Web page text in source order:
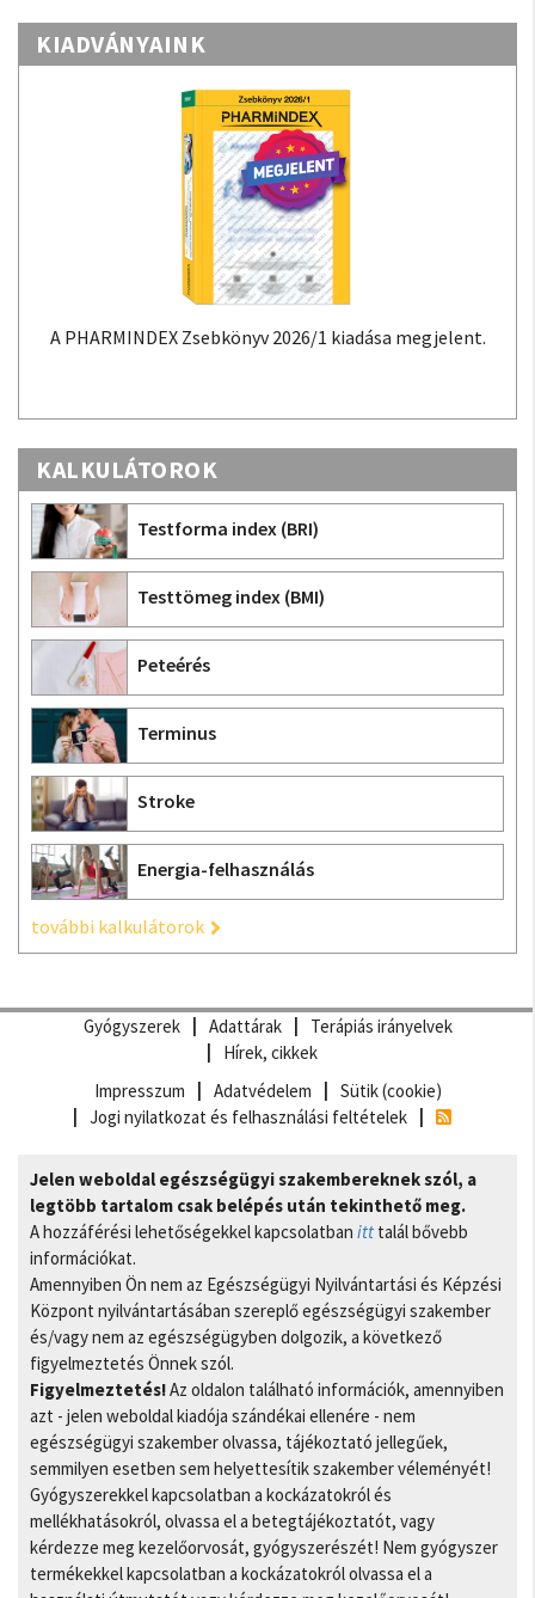
KIADVÁNYAINK
A PHARMINDEX Zsebkönyv 2026/1 kiadása megjelent.
KALKULÁTOROK
Testforma index (BRI)
Testtömeg index (BMI)
Peteérés
Terminus
Stroke
Energia-felhasználás
további kalkulátorok
Gyógyszerek Adattárak
Terápiás irányelvek
Hírek, cikkek
Impresszum
Adatvédelem
Sütik (cookie)
Jogi nyilatkozat és felhasználási feltételek
Jelen weboldal egészségügyi szakembereknek szól, a
legtöbb tartalom csak belépés után tekinthető meg.
A hozzáférési lehetőségekkel kapcsolatban itt talál bővebb
információkat.
Amennyiben Ön nem az Egészségügyi Nyilvántartási és Képzési
Központ nyilvántartásában szereplő egészségügyi szakember
és/vagy nem az egészségügyben dolgozik, a következő
figyelmeztetés Önnek szól.
Figyelmeztetés!Az oldalon található információk, amennyiben
azt - jelen weboldal kiadója szándékai ellenére - nem
egészségügyi szakember olvassa, tájékoztató jellegűek,
semmilyen esetben sem helyettesítik szakember véleményét!
Gyógyszerekkel kapcsolatban a kockázatokról és
mellékhatásokról, olvassa el a betegtájékoztatót, vagy
kérdezze meg kezelőorvosát, gyógyszerészét! Nem gyógyszer
termékekkel kapcsolatban a kockázatokról olvassa el a